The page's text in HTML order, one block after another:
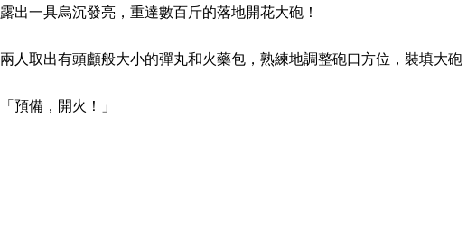
露出一具烏沉發亮，重達數百斤的落地開花大砲！
兩人取出有頭顱般大小的彈丸和火藥包，熟練地調整砲口方位，裝填大砲
「預備，開火！」